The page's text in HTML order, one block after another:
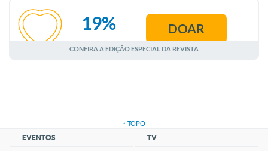
AGOSTO
19% DOAR
CONFIRA A EDIÇÃO ESPECIAL DA REVISTA
↑ TOPO
EVENTOS TV